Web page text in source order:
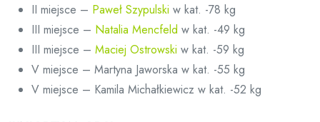
II miejsce – Paweł Szypulski w kat. -78 kg
III miejsce – Natalia Mencfeld w kat. -49 kg
III miejsce – Maciej Ostrowski w kat. -59 kg
V miejsce – Martyna Jaworska w kat. -55 kg
V miejsce – Kamila Michałkiewicz w kat. -52 kg